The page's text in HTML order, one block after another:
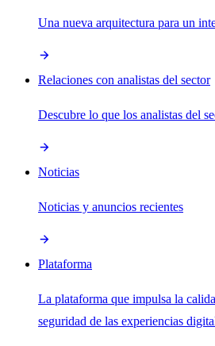
Una nueva arquitectura para un
Relaciones con analistas del sector
Descubre lo que los analistas del
Noticias
Noticias y anuncios recientes
Plataforma
La plataforma que impulsa la
seguridad de las experiencias